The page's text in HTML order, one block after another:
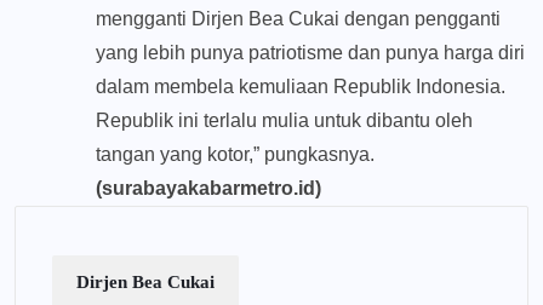
mengganti Dirjen Bea Cukai dengan pengganti
yang lebih punya patriotisme dan punya harga diri
dalam membela kemuliaan Republik Indonesia.
Republik ini terlalu mulia untuk dibantu oleh
tangan yang kotor,” pungkasnya.
(surabayakabarmetro.id)
Dirjen Bea Cukai